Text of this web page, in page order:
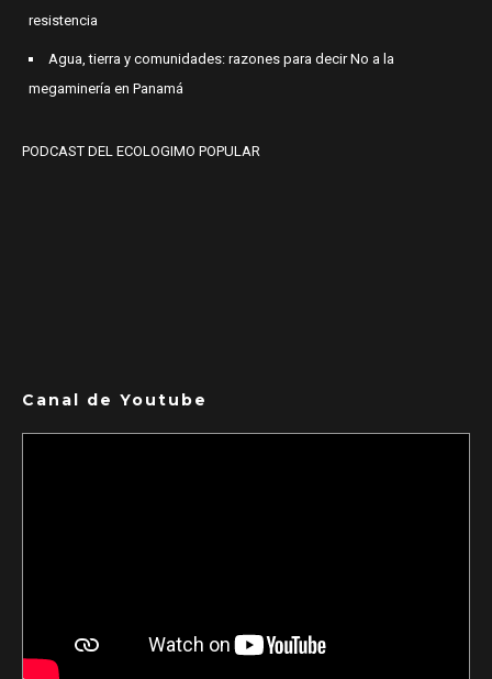
resistencia
Agua, tierra y comunidades: razones para decir No a la
megaminería en Panamá
PODCAST DEL ECOLOGIMO POPULAR
Canal de Youtube